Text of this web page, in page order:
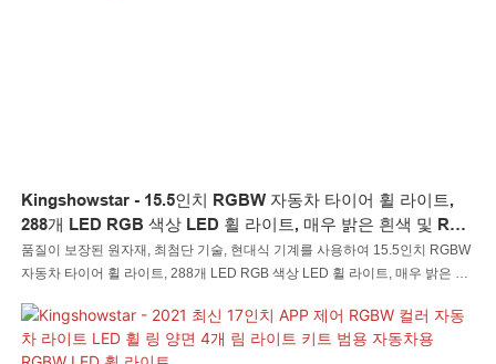
Kingshowstar - 15.5인치 RGBW 자동차 타이어 휠 라이트,
288개 LED RGB 색상 LED 휠 라이트, 매우 밝은 흰색 및 RGB
색상 휠 라이트 LED 휠 라이트
품질이 보장된 원자재, 최첨단 기술, 현대식 기계를 사용하여 15.5인치 RGBW
자동차 타이어 휠 라이트, 288개 LED RGB 색상 LED 휠 라이트, 매우 밝은 흰
한 기능이 있습니다. 또한, LED 자동차 조명 LED 록 조명 LED 휘핑 조명 LED
휠 조명 LED 헤드라이트 LED 오토바이 조명 LED 보트 조명 LED 와이어 커넥